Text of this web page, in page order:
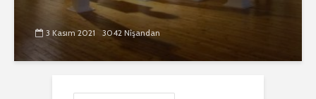
3 Kasım 2021 3042 Nîşandan